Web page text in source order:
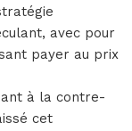
avec pour
payer au prix
à la contre-
cet